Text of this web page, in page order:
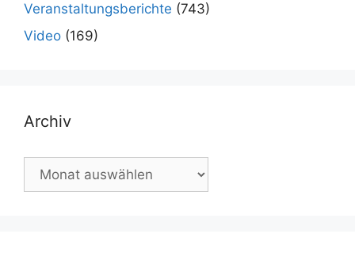
Veranstaltungsberichte (743)
Video (169)
Archiv
Archiv